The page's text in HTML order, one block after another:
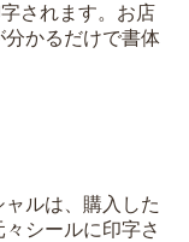
されます。お店
かるだけで書体
ルは、購入した
シールに印字さ